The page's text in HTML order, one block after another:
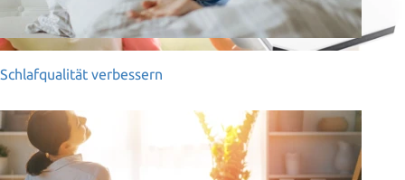
Schlafqualität verbessern